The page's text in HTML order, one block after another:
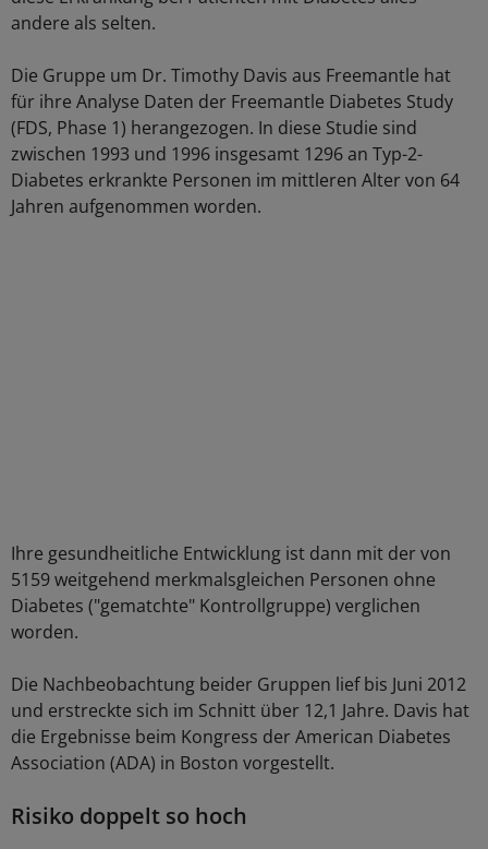
andere als selten.
Die Gruppe um Dr. Timothy Davis aus Freemantle hat
für ihre Analyse Daten der Freemantle Diabetes Study
(FDS, Phase 1) herangezogen. In diese Studie sind
zwischen 1993 und 1996 insgesamt 1296 an Typ-2-
Diabetes erkrankte Personen im mittleren Alter von 64
Jahren aufgenommen worden.
Ihre gesundheitliche Entwicklung ist dann mit der von
5159 weitgehend merkmalsgleichen Personen ohne
Diabetes ("gematchte" Kontrollgruppe) verglichen
worden.
Die Nachbeobachtung beider Gruppen lief bis Juni 2012
und erstreckte sich im Schnitt über 12,1 Jahre. Davis hat
die Ergebnisse beim Kongress der American Diabetes
Association (ADA) in Boston vorgestellt.
Risiko doppelt so hoch